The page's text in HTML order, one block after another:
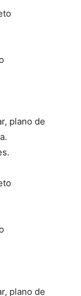
plano de
plano de